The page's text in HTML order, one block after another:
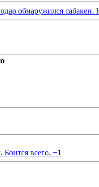
обнаружился
всего. +1